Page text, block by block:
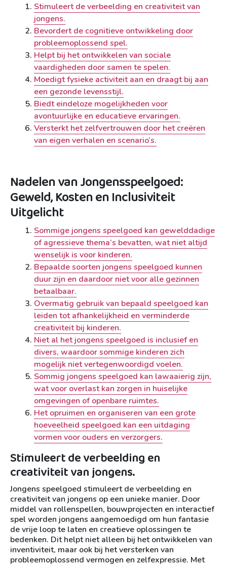
Stimuleert de verbeelding en creativiteit van
jongens.
Bevordert de cognitieve ontwikkeling door
probleemoplossend spel.
Helpt bij het ontwikkelen van sociale
vaardigheden door samen te spelen.
Moedigt fysieke activiteit aan en draagt bij aan
een gezonde levensstijl.
Biedt eindeloze mogelijkheden voor
avontuurlijke en educatieve ervaringen.
Versterkt het zelfvertrouwen door het creëren
van eigen verhalen en scenario’s.
Nadelen van Jongensspeelgoed:
Geweld, Kosten en Inclusiviteit
Uitgelicht
Sommige jongens speelgoed kan gewelddadige
of agressieve thema’s bevatten, wat niet altijd
wenselijk is voor kinderen.
Bepaalde soorten jongens speelgoed kunnen
duur zijn en daardoor niet voor alle gezinnen
betaalbaar.
Overmatig gebruik van bepaald speelgoed kan
leiden tot afhankelijkheid en verminderde
creativiteit bij kinderen.
Niet al het jongens speelgoed is inclusief en
divers, waardoor sommige kinderen zich
mogelijk niet vertegenwoordigd voelen.
Sommig jongens speelgoed kan lawaaierig zijn,
wat voor overlast kan zorgen in huiselijke
omgevingen of openbare ruimtes.
Het opruimen en organiseren van een grote
hoeveelheid speelgoed kan een uitdaging
vormen voor ouders en verzorgers.
Stimuleert de verbeelding en
creativiteit van jongens.
Jongens speelgoed stimuleert de verbeelding en
creativiteit van jongens op een unieke manier. Door
middel van rollenspellen, bouwprojecten en interactief
spel worden jongens aangemoedigd om hun fantasie
de vrije loop te laten en creatieve oplossingen te
bedenken. Dit helpt niet alleen bij het ontwikkelen van
inventiviteit, maar ook bij het versterken van
probleemoplossend vermogen en zelfexpressie. Met